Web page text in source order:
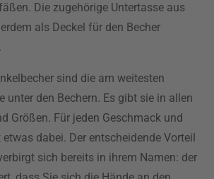
Die zugehörige Untertasse aus
als Deckel für den Becher
sind die am weitesten
unter den Bechern. Es gibt sie in allen
Größen. Für jeden Geschmack und
dabei. Der entscheidende Vorteil
sich bereits in ihrem Namen: der